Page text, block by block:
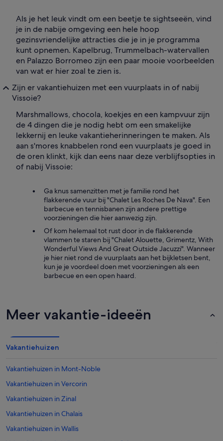
Als je het leuk vindt om een beetje te sightseeën, vind
je in de nabije omgeving een hele hoop
gezinsvriendelijke attracties die je in je programma
kunt opnemen. Kapelbrug, Trummelbach-watervallen
en Palazzo Borromeo zijn een paar mooie voorbeelden
van wat er hier zoal te zien is.
Zijn er vakantiehuizen met een vuurplaats in of nabij
Vissoie?
Marshmallows, chocola, koekjes en een kampvuur zijn
de 4 dingen die je nodig hebt om een smakelijke
lekkernij en leuke vakantieherinneringen te maken. Als
aan s'mores knabbelen rond een vuurplaats je goed in
de oren klinkt, kijk dan eens naar deze verblijfsopties in
of nabij Vissoie:
Ga knus samenzitten met je familie rond het
flakkerende vuur bij "Chalet Les Roches De Nava". Een
barbecue en tennisbanen zijn andere prettige
voorzieningen die hier aanwezig zijn.
Of kom helemaal tot rust door in de flakkerende
vlammen te staren bij "Chalet Alouette, Grimentz, With
Wonderful Views And Great Outside Jacuzzi". Wanneer
je hier niet rond de vuurplaats aan het bijkletsen bent,
kun je je voordeel doen met voorzieningen als een
barbecue en een open haard.
Meer vakantie-ideeën
Vakantiehuizen
Vakantiehuizen in Mont-Noble
Vakantiehuizen in Vercorin
Vakantiehuizen in Zinal
Vakantiehuizen in Chalais
Vakantiehuizen in Wallis